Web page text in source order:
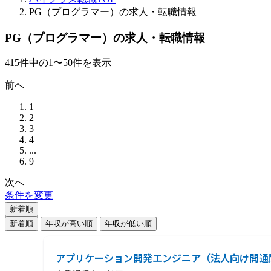
PG（プログラマー）の求人・転職情報
PG（プログラマー）の求人・転職情報
415件中の1〜50件を表示
前へ
1
2
3
4
...
9
次へ
条件を変更
新着順
新着順
年収が高い順 年収が低い順
アプリケーション開発エンジニア（法人向け開通